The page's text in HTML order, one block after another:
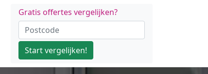
Gratis offertes vergelijken?
Start vergelijken!